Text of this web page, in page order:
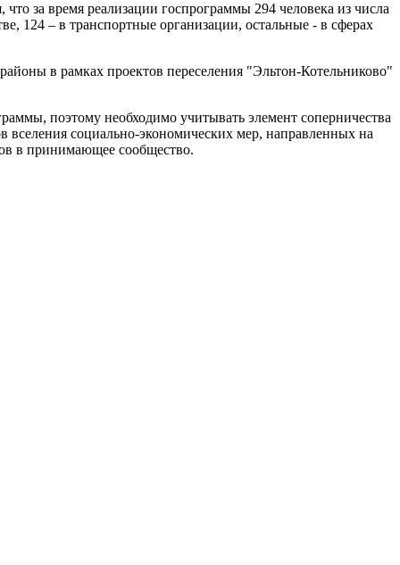
за время реализации госпрограммы 294 человека из числа
124 – в транспортные организации, остальные - в сферах
в рамках проектов переселения "Эльтон-Котельниково"
поэтому необходимо учитывать элемент соперничества
вселения социально-экономических мер, направленных на
в принимающее сообщество.